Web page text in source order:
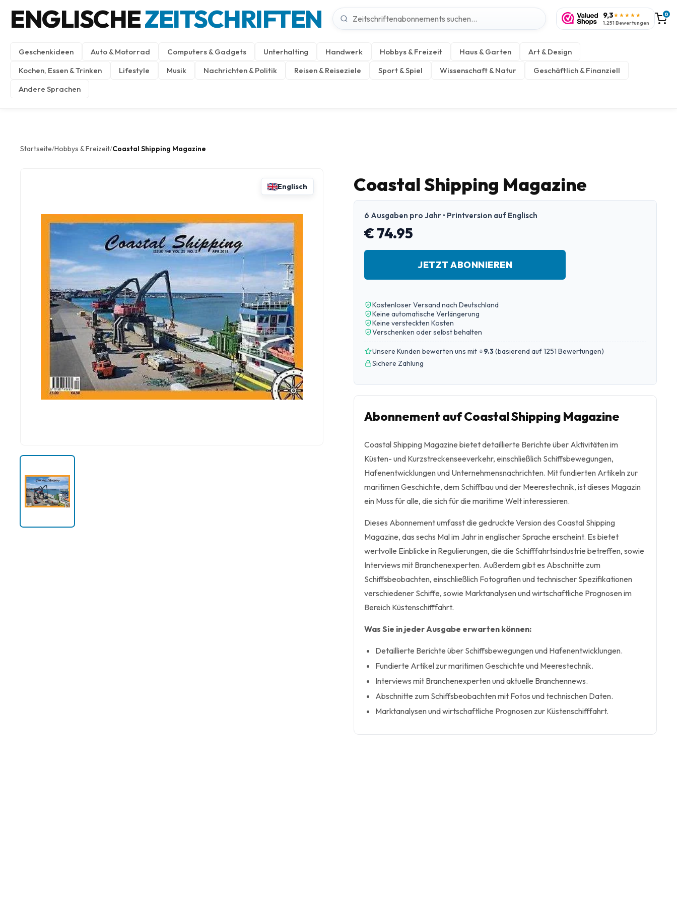
ENGLISCHEZEITSCHRIFTEN 9,3★★★★★
1.251 Bewertungen
0
Geschenkideen Auto & Motorrad Computers & Gadgets Unterhalting Handwerk Hobbys & Freizeit Haus & Garten
Art & Design
Kochen, Essen & Trinken
Lifestyle Musik Nachrichten & Politik Reisen & Reiseziele Sport & Spiel Wissenschaft & Natur
Geschäftlich & Finanziell
Andere Sprachen
Startseite/Hobbys & Freizeit/Coastal Shipping Magazine
Englisch Coastal Shipping Magazine
6 Ausgaben pro Jahr • Printversion auf Englisch
€ 74.95
JETZT ABONNIEREN
Kostenloser Versand nach Deutschland
Keine automatische Verlängerung
Keine versteckten Kosten
Verschenken oder selbst behalten
Unsere Kunden bewerten uns mit ⭐9.3(basierend auf 1251 Bewertungen)
Sichere Zahlung
Abonnement auf Coastal Shipping Magazine
Coastal Shipping Magazine bietet detaillierte Berichte über Aktivitäten im
Küsten- und Kurzstreckenseeverkehr, einschließlich Schiffsbewegungen,
Hafenentwicklungen und Unternehmensnachrichten. Mit fundierten Artikeln zur
maritimen Geschichte, dem Schiffbau und der Meerestechnik, ist dieses Magazin
ein Muss für alle, die sich für die maritime Welt interessieren.
Dieses Abonnement umfasst die gedruckte Version des Coastal Shipping
Magazine, das sechs Mal im Jahr in englischer Sprache erscheint. Es bietet
wertvolle Einblicke in Regulierungen, die die Schifffahrtsindustrie betreffen, sowie
Interviews mit Branchenexperten. Außerdem gibt es Abschnitte zum
Schiffsbeobachten, einschließlich Fotografien und technischer Spezifikationen
verschiedener Schiffe, sowie Marktanalysen und wirtschaftliche Prognosen im
Bereich Küstenschifffahrt.
Was Sie in jeder Ausgabe erwarten können:
Detaillierte Berichte über Schiffsbewegungen und Hafenentwicklungen.
Fundierte Artikel zur maritimen Geschichte und Meerestechnik.
Interviews mit Branchenexperten und aktuelle Branchennews.
Abschnitte zum Schiffsbeobachten mit Fotos und technischen Daten.
Marktanalysen und wirtschaftliche Prognosen zur Küstenschifffahrt.